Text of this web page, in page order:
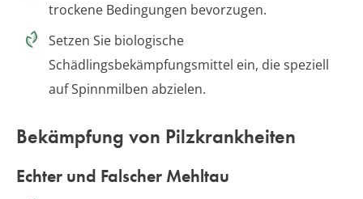
trockene Bedingungen bevorzugen.
Setzen Sie biologische
Schädlingsbekämpfungsmittel ein, die speziell
auf Spinnmilben abzielen.
Bekämpfung von Pilzkrankheiten
Echter und Falscher Mehltau